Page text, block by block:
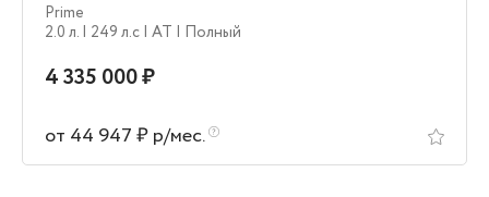
Prime
2.0 л. | 249 л.c | AT | Полный
4 335 000 ₽
от 44 947 ₽ р/мес.